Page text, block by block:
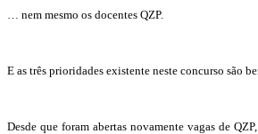
… nem mesmo os docentes QZP.
E as três prioridades existente neste concurso são
Desde que foram abertas novamente vagas de